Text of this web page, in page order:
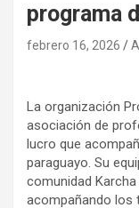
programa
febrero 16, 2026
La organización
asociación de
lucro que
paraguayo. Su
comunidad
acompañando los